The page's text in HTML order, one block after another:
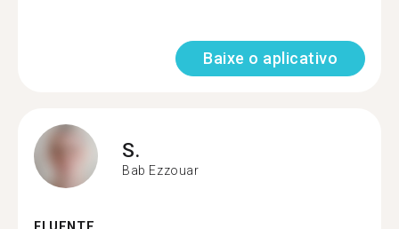
Baixe o aplicativo
S.
Bab Ezzouar